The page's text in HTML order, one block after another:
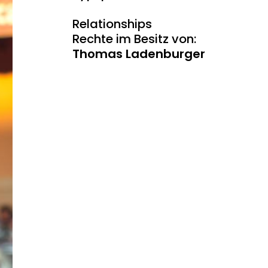
Relationships
Rechte im Besitz von:
Thomas Ladenburger